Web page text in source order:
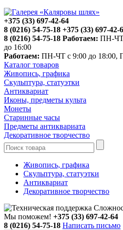
+375 (33) 697-42-64
8 (0216) 54-75-18 +375 (33) 697-42-
8 (0216) 54-75-18 Работаем: ПН-ЧТ
до 16:00
Работаем: ПН-ЧТ с 9:00 до 18:00,
Каталог товаров
Живопись, графика
Скульптура, статуэтки
Антиквариат
Иконы, предметы культа
Монеты
Старинные часы
Предметы антиквариата
Декоративное творчество
Живопись, графика
Скульптура, статуэтки
Антиквариат
Декоративное творчество
Мы поможем! +375 (33) 697-42-64
8 (0216) 54-75-18 Написать письмо